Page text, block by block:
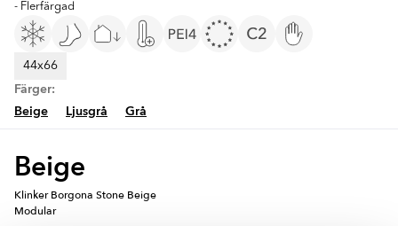
- Flerfärgad
44x66
Färger:
Beige
Ljusgrå Grå
Beige
Klinker Borgona Stone Beige
Modular